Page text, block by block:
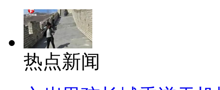
热点新闻